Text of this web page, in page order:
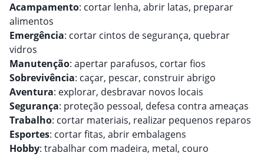
Acampamento: cortar lenha, abrir latas, preparar
alimentos
Emergência: cortar cintos de segurança, quebrar
vidros
Manutenção: apertar parafusos, cortar fios
Sobrevivência: caçar, pescar, construir abrigo
Aventura: explorar, desbravar novos locais
Segurança: proteção pessoal, defesa contra ameaças
Trabalho: cortar materiais, realizar pequenos reparos
Esportes: cortar fitas, abrir embalagens
Hobby: trabalhar com madeira, metal, couro